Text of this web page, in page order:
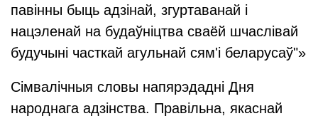
павінны быць адзінай, згуртаванай і
нацэленай на будаўніцтва сваёй шчаслівай
будучыні часткай агульнай сям'і беларусаў"»
Сімвалічныя словы напярэдадні Дня
народнага адзінства. Правільна, якаснай